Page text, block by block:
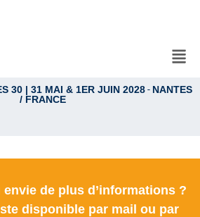
30 | 31 MAI & 1ER JUIN 2028- NANTES
/ FRANCE
envie de plus d’informations ?
disponible par mail ou par